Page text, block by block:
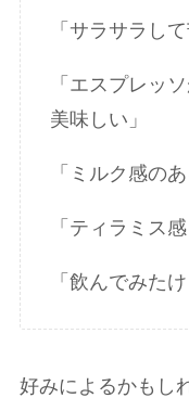
「サラサラし
「エスプレッ
美味しい」
「ミルク感の
「ティラミス
「飲んでみた
好みによるかもし